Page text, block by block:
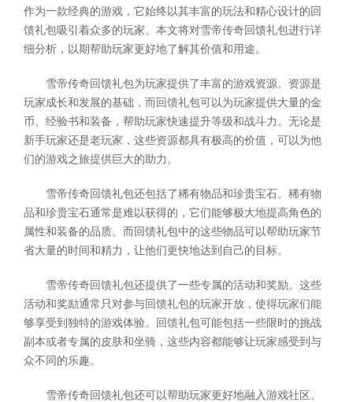
作为一款经典的游戏，它始终以其丰富的玩法和精心设计的回
馈礼包吸引着众多的玩家。本文将对雪帝传奇回馈礼包进行详
细分析，以期帮助玩家更好地了解其价值和用途。
雪帝传奇回馈礼包为玩家提供了丰富的游戏资源。资源是
玩家成长和发展的基础，而回馈礼包可以为玩家提供大量的金
币、经验书和装备，帮助玩家快速提升等级和战斗力。无论是
新手玩家还是老玩家，这些资源都具有极高的价值，可以为他
们的游戏之旅提供巨大的助力。
雪帝传奇回馈礼包还包括了稀有物品和珍贵宝石。稀有物
品和珍贵宝石通常是难以获得的，它们能够极大地提高角色的
属性和装备的品质。而回馈礼包中的这些物品可以帮助玩家节
省大量的时间和精力，让他们更快地达到自己的目标。
雪帝传奇回馈礼包还提供了一些专属的活动和奖励。这些
活动和奖励通常只对参与回馈礼包的玩家开放，使得玩家们能
够享受到独特的游戏体验。回馈礼包可能包括一些限时的挑战
副本或者专属的皮肤和坐骑，这些内容都能够让玩家感受到与
众不同的乐趣。
雪帝传奇回馈礼包还可以帮助玩家更好地融入游戏社区。